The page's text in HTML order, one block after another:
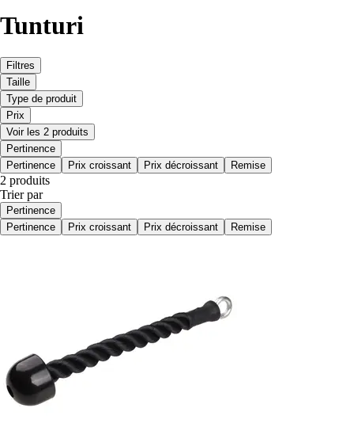
Tunturi
Filtres
Taille
Type de produit
Prix
Voir les 2 produits
Pertinence
Pertinence
Prix croissant Prix décroissant Remise
2 produits
Trier par
Pertinence
Pertinence
Prix croissant Prix décroissant Remise